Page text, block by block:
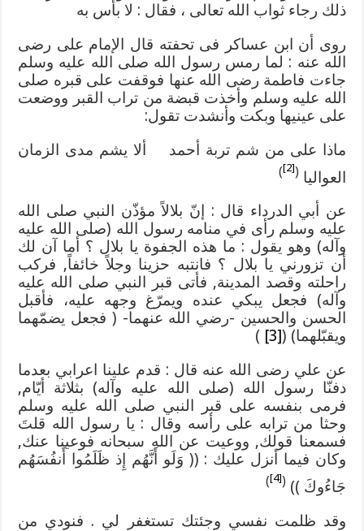
ذلك رجاء ثواب الله تعالى ، فقال : لا بأس به
روى أن ابن عساكر فى تحفته قال الإمام على رضى
الله عنه : لما رمس رسول الله صلى الله عليه وسلم
جاءت فاطمة رضى الله عنها فوقفت على قبره صلى
الله عليه وسلم وأخذت قبضة من تراب القبر ووضعت
على عينيها وبكت وأنشدت تقول:
ماذا على من شم تربة أحمد ألا يشم مدى الزمان
العواليا(
[2]
)
عن أبي الدرداء قال : إنّ بلالاً مؤذّن النبي صلى الله
عليه وسلم رأى في منامه رسول الله (صلى الله عليه
وآله) وهو يقول : ما هذه الجفوة يا بلال ؟ أما آن لك
أن تزورني يا بلال ؟ فانتبه حزينا وجلاً خائفاً, فركب
راحلته وقصد المدينة, فأتى قبر النبي صلى الله عليه
وآله) فجعل يبكي عنده ويمرّغ وجهه عليه، فأقبل
الحسن والحسين -رضي الله عنهما- ( فجعل يضمّهما
ويقبّلهما) ([3]
)
عن علي رضى الله عنه قال : قدم علينا اعرابي بعدما
دفنّا رسول الله (صلى الله عليه وآله) بثلاثة أيّام,
فرمى بنفسه على قبر النبي صلى الله عليه وسلم
وحثا من ترابه على رأسه وقال : يا رسول الله قلتَ
فسمعنا قولك, ووعيت عن الله سبحانه فوعينا عنك,
وكان فيما أنزل عليك : (( وَلَو أَنَّهُم إِذ ظَلَمُوا أَنفُسَهُم
جَاءُوكَ ))(
[4]
)
وقد ظلمت نفسي وجئتك تستغفر لي . فنودي من